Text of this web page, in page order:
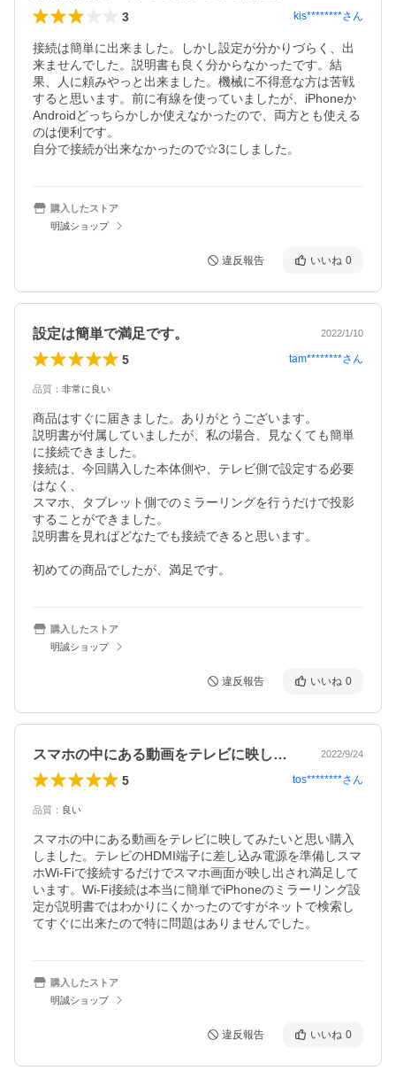
3 kis********さん
接続は簡単に出来ました。しかし設定が分かりづらく、出
来ませんでした。説明書も良く分からなかったです。結
果、人に頼みやっと出来ました。機械に不得意な方は苦戦
すると思います。前に有線を使っていましたが、iPhoneか
Androidどっちらかしか使えなかったので、両方とも使える
のは便利です。
自分で接続が出来なかったので☆3にしました。
購入したストア
明誠ショップ
違反報告 いいね 0
設定は簡単で満足です。 2022/1/10
5 tam********さん
品質 ： 非常に良い
商品はすぐに届きました。ありがとうございます。
説明書が付属していましたが、私の場合、見なくても簡単
に接続できました。
接続は、今回購入した本体側や、テレビ側で設定する必要
はなく、
スマホ、タブレット側でのミラーリングを行うだけで投影
することができました。
説明書を見ればどなたでも接続できると思います。
初めての商品でしたが、満足です。
購入したストア
明誠ショップ
違反報告 いいね 0
スマホの中にある動画をテレビに映してみ… 2022/9/24
5 tos********さん
品質 ： 良い
スマホの中にある動画をテレビに映してみたいと思い購入
しました。テレビのHDMI端子に差し込み電源を準備しスマ
ホWi-Fiで接続するだけでスマホ画面が映し出され満足して
います。Wi-Fi接続は本当に簡単でiPhoneのミラーリング設
定が説明書ではわかりにくかったのですがネットで検索し
てすぐに出来たので特に問題はありませんでした。
購入したストア
明誠ショップ
違反報告 いいね 0